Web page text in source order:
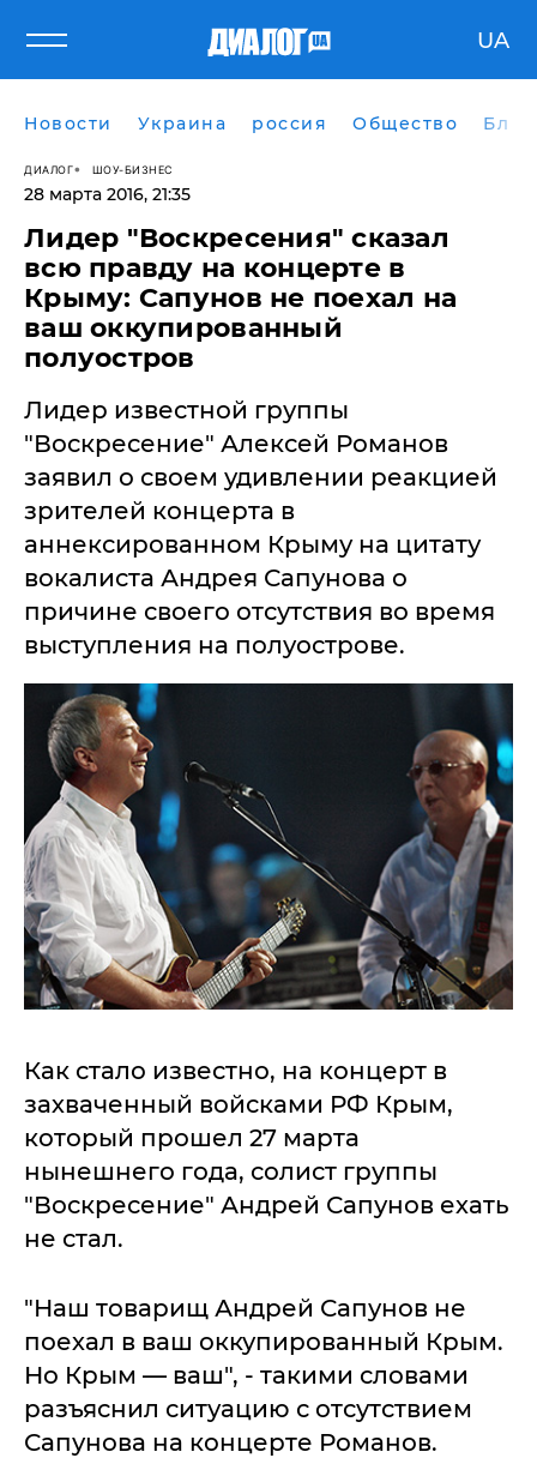
UA
Новости Украина россия Общество
ДИАЛОГ ШОУ-БИЗНЕС
28 марта 2016, 21:35
​Лидер "Воскресения" сказал
всю правду на концерте в
Крыму: Сапунов не поехал на
ваш оккупированный
полуостров
Лидер известной группы
"Воскресение" Алексей Романов
заявил о своем удивлении реакцией
зрителей концерта в
аннексированном Крыму на цитату
вокалиста Андрея Сапунова о
причине своего отсутствия во время
выступления на полуострове.
Как стало известно, на концерт в
захваченный войсками РФ Крым,
который прошел 27 марта
нынешнего года, солист группы
"Воскресение" Андрей Сапунов ехать
не стал.
"Наш товарищ Андрей Сапунов не
поехал в ваш оккупированный Крым.
Но Крым — ваш", - такими словами
разъяснил ситуацию с отсутствием
Сапунова на концерте Романов.